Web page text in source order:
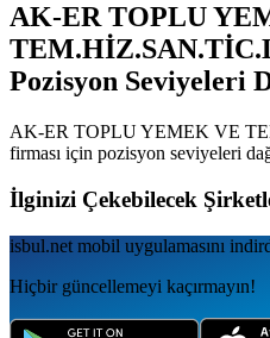
AK-ER TOPLU
Pozisyon Seviyeleri
AK-ER TOPLU YEMEK VE
firması için pozisyon seviyeleri
İlginizi Çekebilecek
isbul.net mobil uygulamаsını
Hiçbir güncellemeyi kaçırmayın!